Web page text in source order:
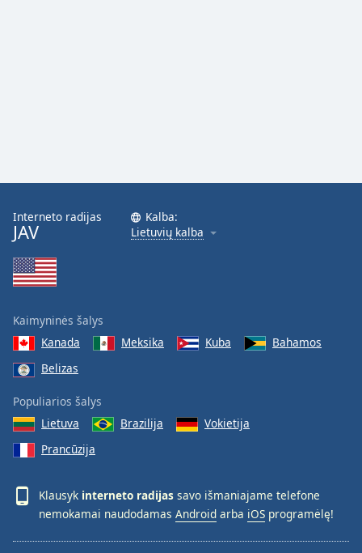
Interneto radijas
JAV
Kalba:
Lietuvių kalba
Kaimyninės šalys
Kanada
Meksika Kuba
Bahamos
Belizas
Populiarios šalys
Lietuva
Brazilija
Vokietija
Prancūzija
Klausyk interneto radijas savo išmaniajame telefone
nemokamai naudodamas Android arba iOS programėlę!